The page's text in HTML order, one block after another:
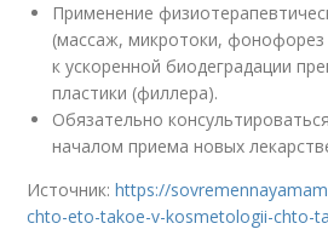
Применение
(массаж, микротоки,
к ускоренной биодеградации
пластики (филлера).
Обязательно
началом приема новых
Источник:https://
chto-eto-takoe-v-kosmetologii-chto-